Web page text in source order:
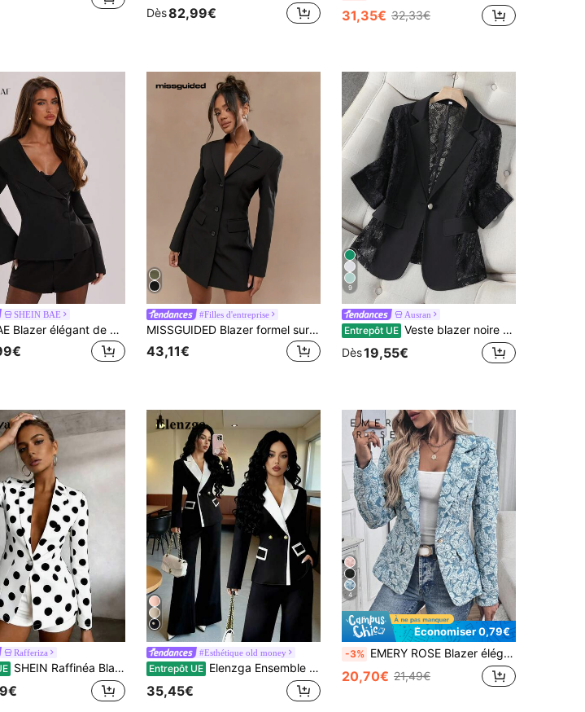
Dès82,99€ 31,35€ 32,33€
SHEIN BAE
SHEIN BAE Blazer élégant de couleur unie avec taille cintrée pour femme
#Filles d'entreprise
MISSGUIDED Blazer formel sur mesure long, pour mariage, professionnel, bureau, coupe ajourée, travail, entretien d'embauche, chic, réunion, soirée VIP, occasion élégante, veste ajustée
43,11€
9
Ausran
Entrepôt UE Veste blazer noire transparente pour femmes, top léger d'été décontracté pour le bureau, costume court petite manches 3/4 pour le printemps, style Office Siren
Dès19,55€
Rafferiza
SHEIN Raffinéa Blazer femme à manches longues avec boutons et imprimé pois
#Esthétique old money
Entrepôt UE Elenzga Ensemble tailleur femme élégant en deux pièces, veste blazer blocs de couleurs Top de gamme et pantalon évasé. Convient pour le travail, les déplacements et le port quotidien au bureau
35,45€
4
Économiser 0,79€
-3% EMERY ROSE Blazer élégant à manches longues avec col châle à jacquard floral, printemps automne pour femmes
20,70€ 21,49€